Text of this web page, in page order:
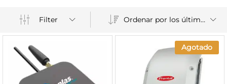
Filter Ordenar por los últimos
Agotado